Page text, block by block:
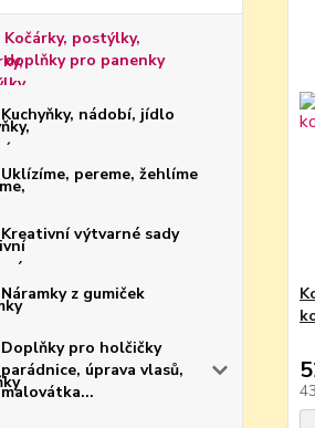
Kočárky, postýlky,
doplňky pro panenky
Kuchyňky, nádobí, jídlo
Uklízíme, pereme, žehlíme
Kreativní výtvarné sady
Náramky z gumiček
Doplňky pro holčičky
parádnice, úprava vlasů,
malovátka...